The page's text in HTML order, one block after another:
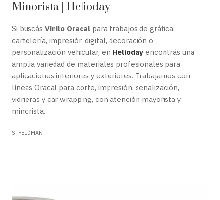
Minorista | Helioday
Si buscás Vinilo Oracal para trabajos de gráfica,
cartelería, impresión digital, decoración o
personalización vehicular, en Helioday encontrás una
amplia variedad de materiales profesionales para
aplicaciones interiores y exteriores. Trabajamos con
líneas Oracal para corte, impresión, señalización,
vidrieras y car wrapping, con atención mayorista y
minorista.
S. FELDMAN